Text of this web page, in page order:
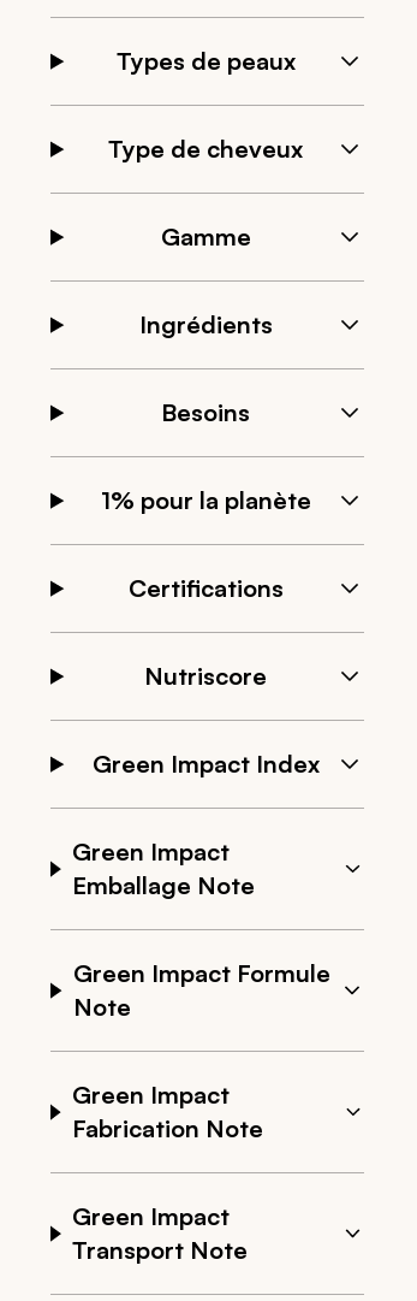
Types de peaux
Type de cheveux
Gamme
Ingrédients
Besoins
1% pour la planète
Certifications
Nutriscore
Green Impact Index
Green Impact
Emballage Note
Green Impact Formule
Note
Green Impact
Fabrication Note
Green Impact
Transport Note